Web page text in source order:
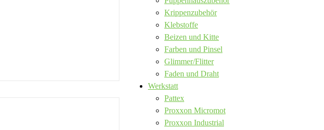
Krippenzubehör
Klebstoffe
Beizen und Kitte
Farben und Pinsel
Glimmer/Flitter
Faden und Draht
Werkstatt
Pattex
Proxxon Micromot
Proxxon Industrial